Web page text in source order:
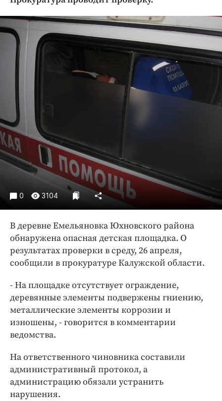
Криминал
Культура
Недвижимость и ЖКХ
Образование
Общество
Погода
Спорт
Экономика и бизнес
ПРОЕКТЫ
Блоги
Издания
Медиаперсона
Интересное чтиво
Клиника года
Бренд года
Работодатель года
0 3104
В деревне Емельяновка Юхновского района
обнаружена опасная детская площадка. О
результатах проверки в среду, 26 апреля,
сообщили в прокуратуре Калужской области.
- На площадке отсутствует ограждение,
деревянные элементы подвержены гниению,
металлические элементы коррозии и
изношены, - говорится в комментарии
ведомства.
На ответственного чиновника составили
административный протокол, а
администрацию обязали устранить
нарушения.